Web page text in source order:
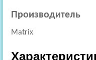
Производитель
Matrix